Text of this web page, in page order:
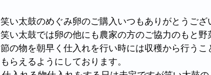
笑い太鼓のめぐみ卵のご購入いつもありがとうござ
笑い太鼓では卵の他にも農家の方のご協力のもと
節の物を朝早く仕入れを行い時には収穫から行う
もらえるようにしております。